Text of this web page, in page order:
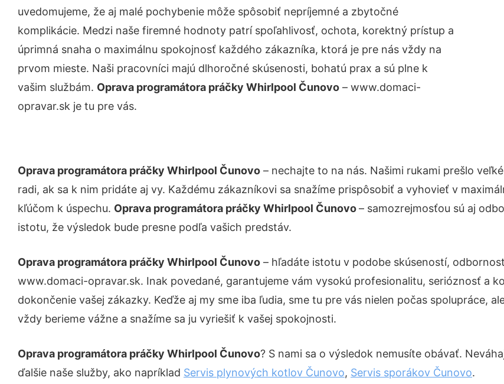
uvedomujeme, že aj malé pochybenie môže spôsobiť nepríjemné a zbytočné
komplikácie. Medzi naše firemné hodnoty patrí spoľahlivosť, ochota, korektný prístup a
úprimná snaha o maximálnu spokojnosť každého zákazníka, ktorá je pre nás vždy na
prvom mieste. Naši pracovníci majú dlhoročné skúsenosti, bohatú prax a sú plne k
vašim službám. Oprava programátora práčky Whirlpool Čunovo – www.domaci-
opravar.sk je tu pre vás.
Oprava programátora práčky Whirlpool Čunovo – nechajte to na nás. Našimi rukami prešlo
radi, ak sa k nim pridáte aj vy. Každému zákazníkovi sa snažíme prispôsobiť a vyhovieť v
kľúčom k úspechu. Oprava programátora práčky Whirlpool Čunovo– samozrejmosťou sú aj
istotu, že výsledok bude presne podľa vašich predstáv.
Oprava programátora práčky Whirlpool Čunovo – hľadáte istotu v podobe skúseností,
www.domaci-opravar.sk. Inak povedané, garantujeme vám vysokú profesionalitu, serióznosť a
dokončenie vašej zákazky. Keďže aj my sme iba ľudia, sme tu pre vás nielen počas spolupráce,
vždy berieme vážne a snažíme sa ju vyriešiť k vašej spokojnosti.
Oprava programátora práčky Whirlpool Čunovo? S nami sa o výsledok nemusíte obávať.
ďalšie naše služby, ako napríklad Servis plynových kotlov Čunovo, Servis sporákov Čunovo.